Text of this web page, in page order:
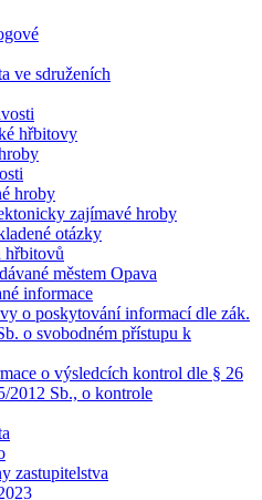
ve sdruženích
hřbitovy
hroby
zajímavé hroby
otázky
hřbitovů
městem Opava
informace
o poskytování informací dle zák.
o svobodném přístupu k
o výsledcích kontrol dle § 26
2012 Sb., o kontrole
zastupitelstva